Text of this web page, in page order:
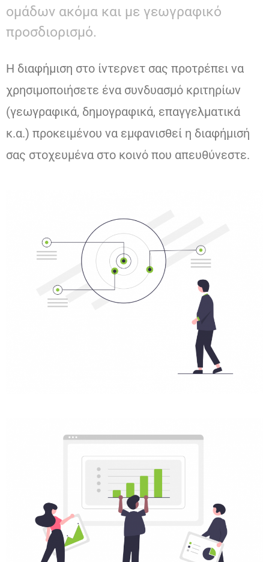
ομάδων ακόμα και με γεωγραφικό
προσδιορισμό.
Η διαφήμιση στο ίντερνετ σας προτρέπει να
χρησιμοποιήσετε ένα συνδυασμό κριτηρίων
(γεωγραφικά, δημογραφικά, επαγγελματικά
κ.α.) προκειμένου να εμφανισθεί η διαφήμισή
σας στοχευμένα στο κοινό που απευθύνεστε.